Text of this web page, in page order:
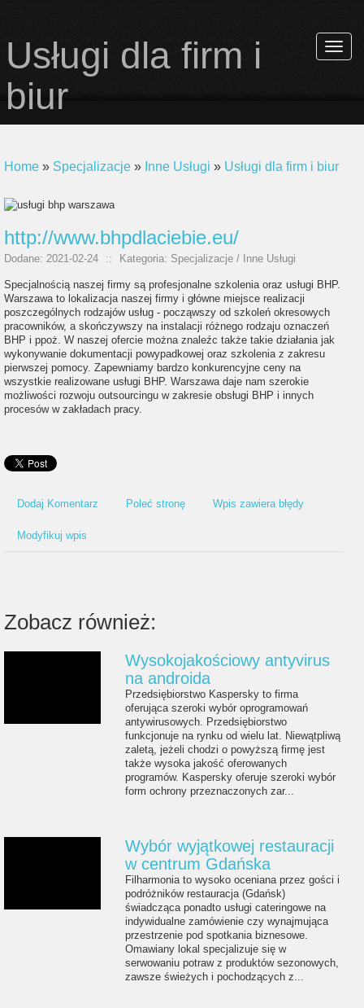
Usługi dla firm i
biur
Home » Specjalizacje » Inne Usługi » Usługi dla firm i biur
http://www.bhpdlaciebie.eu/
Dodane: 2021-02-24 :: Kategoria: Specjalizacje / Inne Usługi
Specjalnością naszej firmy są profesjonalne szkolenia oraz usługi BHP.
Warszawa to lokalizacja naszej firmy i główne miejsce realizacji
poszczególnych rodzajów usług - począwszy od szkoleń okresowych
pracowników, a skończywszy na instalacji różnego rodzaju oznaczeń
BHP i ppoż. W naszej ofercie można znaleźc także takie działania jak
wykonywanie dokumentacji powypadkowej oraz szkolenia z zakresu
pierwszej pomocy. Zapewniamy bardzo konkurencyjne ceny na
wszystkie realizowane usługi BHP. Warszawa daje nam szerokie
możliwości rozwoju outsourcingu w zakresie obsługi BHP i innych
procesów w zakładach pracy.
Dodaj Komentarz Poleć stronę Wpis zawiera błędy
Modyfikuj wpis
Zobacz również:
Wysokojakościowy antyvirus
na androida
Przedsiębiorstwo Kaspersky to firma
oferująca szeroki wybór oprogramowań
antywirusowych. Przedsiębiorstwo
funkcjonuje na rynku od wielu lat. Niewątpliwą
zaletą, jeżeli chodzi o powyższą firmę jest
także wysoka jakość oferowanych
programów. Kaspersky oferuje szeroki wybór
form ochrony przeznaczonych zar...
Wybór wyjątkowej restauracji
w centrum Gdańska
Filharmonia to wysoko oceniana przez gości i
podróżników restauracja (Gdańsk)
świadcząca ponadto usługi cateringowe na
indywidualne zamówienie czy wynajmująca
przestrzenie pod spotkania biznesowe.
Omawiany lokal specjalizuje się w
serwowaniu potraw z produktów sezonowych,
zawsze świeżych i pochodzących z...